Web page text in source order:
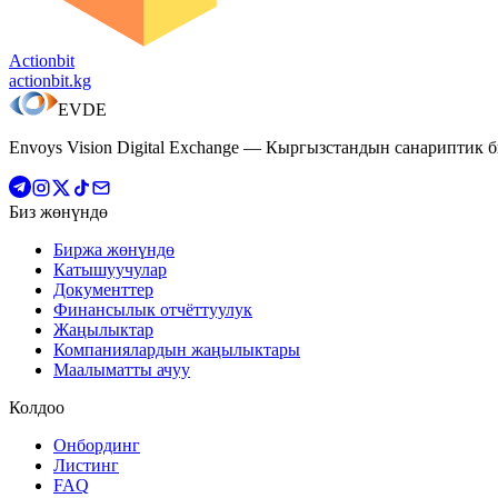
Actionbit
actionbit.kg
EVDE
Envoys Vision Digital Exchange — Кыргызстандын санариптик
Биз жөнүндө
Биржа жөнүндө
Катышуучулар
Документтер
Финансылык отчёттуулук
Жаңылыктар
Компаниялардын жаңылыктары
Маалыматты ачуу
Колдоо
Онбординг
Листинг
FAQ